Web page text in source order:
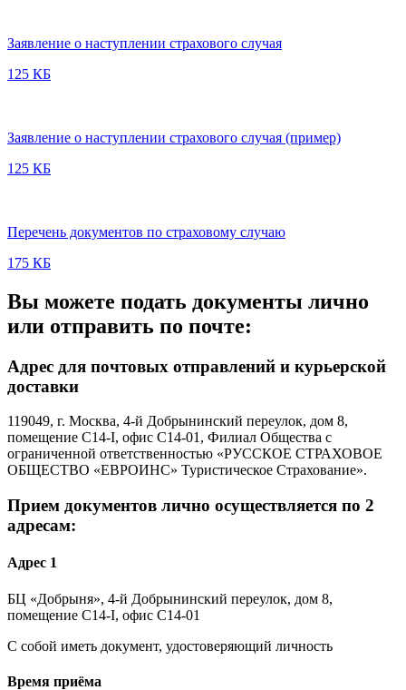
Заявление о наступлении страхового случая
125 КБ
Заявление о наступлении страхового случая (пример)
125 КБ
Перечень документов по страховому случаю
175 КБ
Вы можете подать документы лично
или отправить по почте:
Адрес для почтовых отправлений и курьерской
доставки
119049, г. Москва, 4-й Добрынинский переулок, дом 8,
помещение С14-I, офис С14-01, Филиал Общества с
ограниченной ответственностью «РУССКОЕ СТРАХОВОЕ
ОБЩЕСТВО «ЕВРОИНС» Туристическое Страхование».
Прием документов лично осуществляется по 2
адресам:
Адрес 1
БЦ «Добрыня», 4-й Добрынинский переулок, дом 8,
помещение С14-I, офис С14-01
С собой иметь документ, удостоверяющий личность
Время приёма